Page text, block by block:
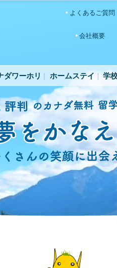
よくあるご質問
会社概要
ダワーホリ ホームステイ 学